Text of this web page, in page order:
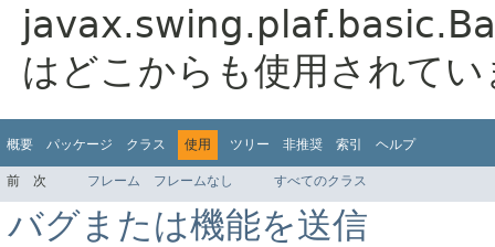
はどこからも使用されて
概要 パッケージ クラス 使用 ツリー 非推奨 索引 ヘルプ
前 次 フレーム フレームなし すべてのクラス
バグまたは機能を送信